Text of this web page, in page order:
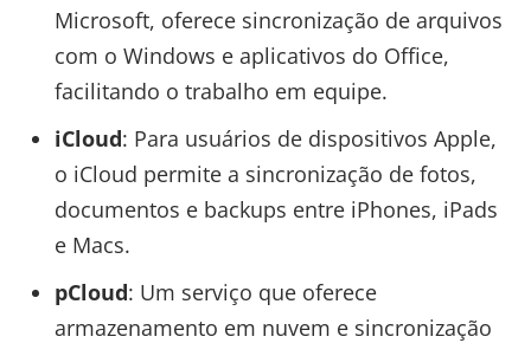
Microsoft, oferece sincronização de arquivos
com o Windows e aplicativos do Office,
facilitando o trabalho em equipe.
iCloud: Para usuários de dispositivos Apple,
o iCloud permite a sincronização de fotos,
documentos e backups entre iPhones, iPads
e Macs.
pCloud: Um serviço que oferece
armazenamento em nuvem e sincronização